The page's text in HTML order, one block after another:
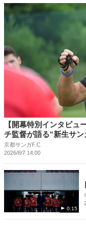
【開幕特別インタビュ
チ監督が語る“新生サン
京都サンガF.C.
2026/8/7 14:00
0:15